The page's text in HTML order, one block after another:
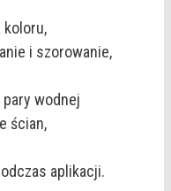
koloru,
i szorowanie,
wodnej
ścian,
aplikacji.